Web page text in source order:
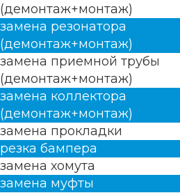
(демонтаж+монтаж)
замена резонатора
(демонтаж+монтаж)
замена приемной трубы
(демонтаж+монтаж)
замена коллектора
(демонтаж+монтаж)
замена прокладки
резка бампера
замена хомута
замена муфты